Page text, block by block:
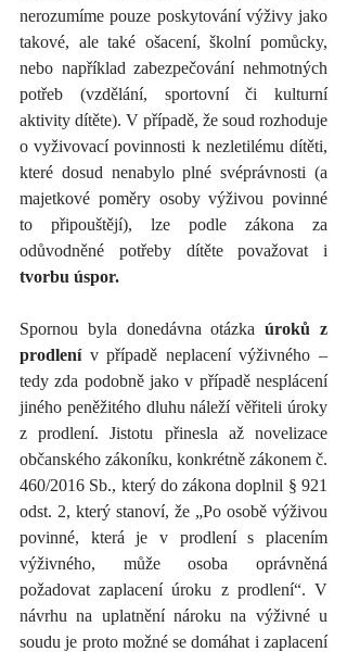
nerozumíme pouze poskytování výživy jako
takové, ale také ošacení, školní pomůcky,
nebo například zabezpečování nehmotných
potřeb (vzdělání, sportovní či kulturní
aktivity dítěte). V případě, že soud rozhoduje
o vyživovací povinnosti k nezletilému dítěti,
které dosud nenabylo plné svéprávnosti (a
majetkové poměry osoby výživou povinné
to připouštějí), lze podle zákona za
odůvodněné potřeby dítěte považovat i
tvorbu úspor.
Spornou byla donedávna otázka úroků z
prodlení v případě neplacení výživného –
tedy zda podobně jako v případě nesplácení
jiného peněžitého dluhu náleží věřiteli úroky
z prodlení. Jistotu přinesla až novelizace
občanského zákoníku, konkrétně zákonem č.
460/2016 Sb., který do zákona doplnil § 921
odst. 2, který stanoví, že „Po osobě výživou
povinné, která je v prodlení s placením
výživného, může osoba oprávněná
požadovat zaplacení úroku z prodlení“. V
návrhu na uplatnění nároku na výživné u
soudu je proto možné se domáhat i zaplacení